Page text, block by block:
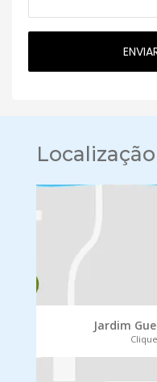
Localização
Jardim